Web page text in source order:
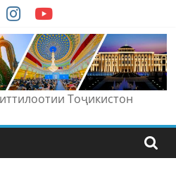
Тоҷикистон